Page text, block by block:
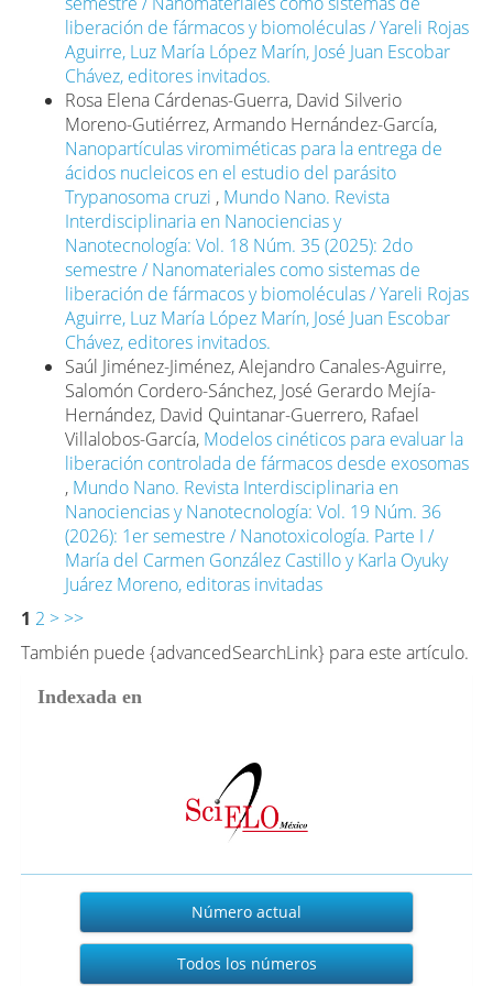
liberación de fármacos y biomoléculas / Yareli Rojas
Aguirre, Luz María López Marín, José Juan Escobar
Chávez, editores invitados.
Rosa Elena Cárdenas-Guerra, David Silverio
Moreno-Gutiérrez, Armando Hernández-García,
Nanopartículas viromiméticas para la entrega de
ácidos nucleicos en el estudio del parásito
Trypanosoma cruzi , Mundo Nano. Revista
Interdisciplinaria en Nanociencias y
Nanotecnología: Vol. 18 Núm. 35 (2025): 2do
semestre / Nanomateriales como sistemas de
liberación de fármacos y biomoléculas / Yareli Rojas
Aguirre, Luz María López Marín, José Juan Escobar
Chávez, editores invitados.
Saúl Jiménez-Jiménez, Alejandro Canales-Aguirre,
Salomón Cordero-Sánchez, José Gerardo Mejía-
Hernández, David Quintanar-Guerrero, Rafael
Villalobos-García, Modelos cinéticos para evaluar la
liberación controlada de fármacos desde exosomas
, Mundo Nano. Revista Interdisciplinaria en
Nanociencias y Nanotecnología: Vol. 19 Núm. 36
(2026): 1er semestre / Nanotoxicología. Parte I /
María del Carmen González Castillo y Karla Oyuky
Juárez Moreno, editoras invitadas
1 2 > >>
También puede {advancedSearchLink} para este artículo.
Indexada en
Actual
Número actual
Todos los números